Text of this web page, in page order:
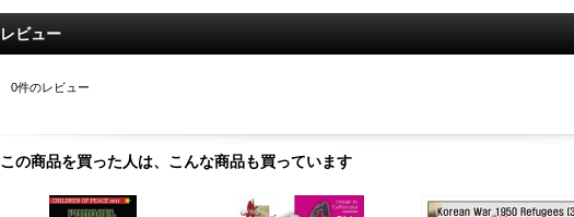
レビュー
0件のレビュー
この商品を買った人は、こんな商品も買っています